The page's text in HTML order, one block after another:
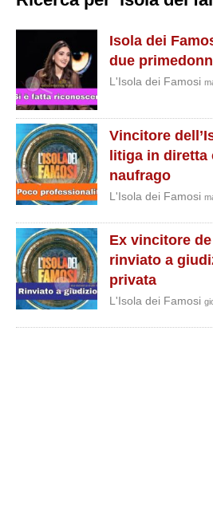
Isola dei
due
L'Isola dei Famosi
Vincitore
litiga in diretta
naufrago
L'Isola dei Famosi
Ex vincitore
rinviato a
privata
L'Isola dei Famosi